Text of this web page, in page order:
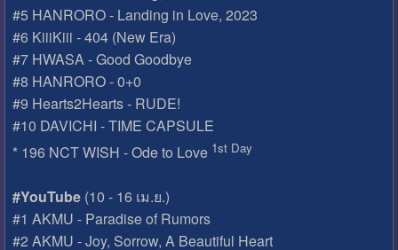
#5 HANRORO - Landing in Love, 2023
#6 KiiiKiii - 404 (New Era)
#7 HWASA - Good Goodbye
#8 HANRORO - 0+0
#9 Hearts2Hearts - RUDE!
#10 DAVICHI - TIME CAPSULE
* 196 NCT WISH - Ode to Love 1st Day
#YouTube(10 - 16 เม.ย.)
#1 AKMU - Paradise of Rumors
#2 AKMU - Joy, Sorrow, A Beautiful Heart